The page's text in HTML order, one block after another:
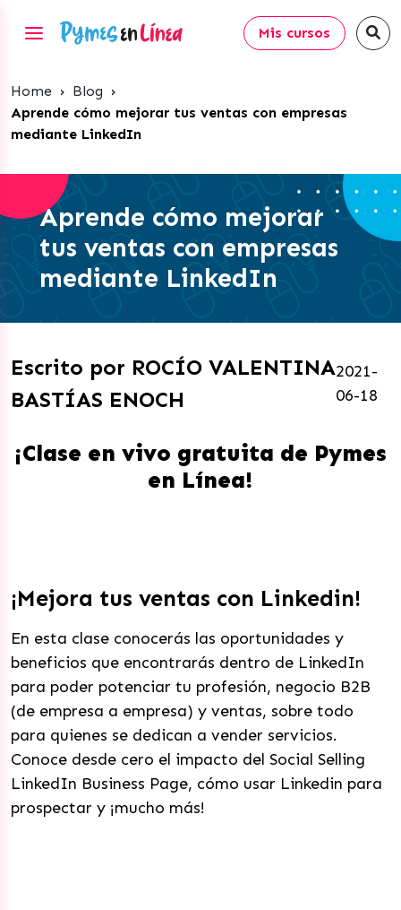
Mis cursos
Home › Blog ›
Aprende cómo mejorar tus ventas con empresas
mediante LinkedIn
Aprende cómo mejorar
tus ventas con empresas
mediante LinkedIn
Escrito por ROCÍO VALENTINA
BASTÍAS ENOCH
2021-
06-18
¡Clase en vivo gratuita de Pymes
en Línea!
¡Mejora tus ventas con Linkedin!
En esta clase conocerás las oportunidades y
beneficios que encontrarás dentro de LinkedIn
para poder potenciar tu profesión, negocio B2B
(de empresa a empresa) y ventas, sobre todo
para quienes se dedican a vender servicios.
Conoce desde cero el impacto del Social Selling
LinkedIn Business Page, cómo usar Linkedin para
prospectar y ¡mucho más!